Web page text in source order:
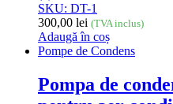
SKU: DT-1
300,00 lei (TVA inclus)
Adaugă în coș
Pompe de Condens
Pompa de